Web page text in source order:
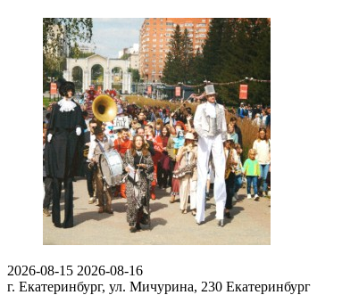
2026-08-15 2026-08-16
г. Екатеринбург, ул. Мичурина, 230 Екатеринбург